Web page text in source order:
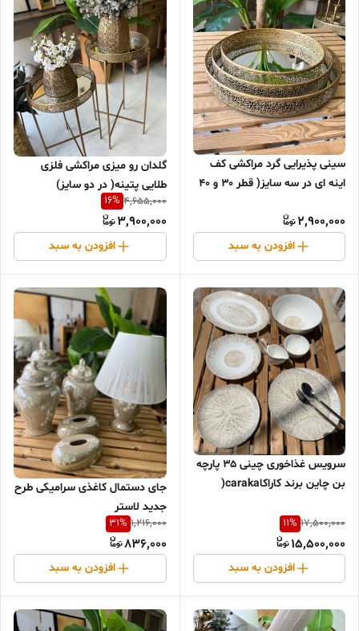
سینی پذیرایی گرد مراکشی کف
اینه ای در سه سایز( قطر ۳۰ و ۴۰
2,900,000
افزودن به سبد
گلدان رو میزی مراکشی فلزی
طلایی پتینه( در دو سایز)
4,655,000
16%
3,900,000
افزودن به سبد
سرویس غذاخوری چینی ۳۵ پارچه
بن چاین برند کاراکاcaraka(
17,500,000
11%
15,500,000
افزودن به سبد
جای دستمال کاغذی سرامیکی طرح
جدید لاستر
1,216,000
31%
836,000
افزودن به سبد